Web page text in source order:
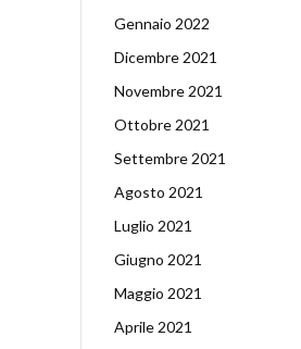
Gennaio 2022
Dicembre 2021
Novembre 2021
Ottobre 2021
Settembre 2021
Agosto 2021
Luglio 2021
Giugno 2021
Maggio 2021
Aprile 2021